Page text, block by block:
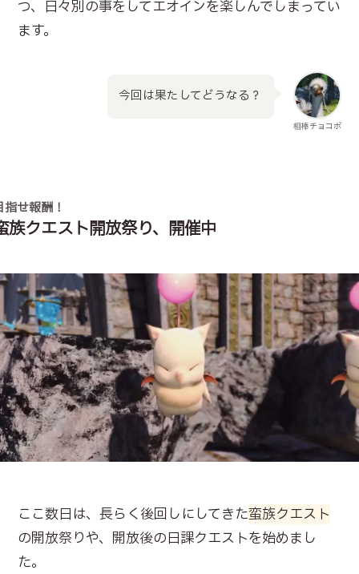
つ、日々別の事をしてエオインを楽しんでしまってい
ます。
相棒チョコボ
今回は果たしてどうなる？
指せ報酬！
族クエスト開放祭り、開催中
ここ数日は、長らく後回しにしてきた蛮族クエスト
の開放祭りや、開放後の日課クエストを始めまし
た。